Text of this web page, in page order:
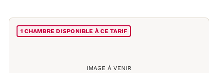
IMAGE À VENIR
1 CHAMBRE DISPONIBLE À CE TARIF